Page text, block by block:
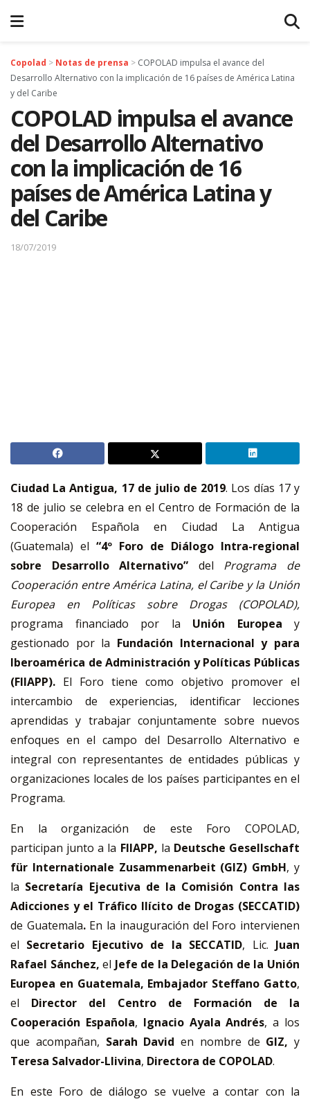
Copolad > Notas de prensa > COPOLAD impulsa el avance del
Desarrollo Alternativo con la implicación de 16 países de América Latina
y del Caribe
COPOLAD impulsa el avance
del Desarrollo Alternativo
con la implicación de 16
países de América Latina y
del Caribe
18/07/2019
Ciudad La Antigua, 17 de julio de 2019. Los días 17 y
18 de julio se celebra en el Centro de Formación de la
Cooperación Española en Ciudad La Antigua
(Guatemala) el “4º Foro de Diálogo Intra-regional
sobre Desarrollo Alternativo” del Programa de
Cooperación entre América Latina, el Caribe y la Unión
Europea en Políticas sobre Drogas (COPOLAD),
programa financiado por la Unión Europea y
gestionado por la Fundación Internacional y para
Iberoamérica de Administración y Políticas Públicas
(FIIAPP). El Foro tiene como objetivo promover el
intercambio de experiencias, identificar lecciones
aprendidas y trabajar conjuntamente sobre nuevos
enfoques en el campo del Desarrollo Alternativo e
integral con representantes de entidades públicas y
organizaciones locales de los países participantes en el
Programa.
En la organización de este Foro COPOLAD,
participan junto a la FIIAPP, la Deutsche Gesellschaft
für Internationale Zusammenarbeit (GIZ) GmbH, y
la Secretaría Ejecutiva de la Comisión Contra las
Adicciones y el Tráfico Ilícito de Drogas (SECCATID)
de Guatemala. En la inauguración del Foro intervienen
el Secretario Ejecutivo de la SECCATID, Lic. Juan
Rafael Sánchez,el Jefe de la Delegación de la Unión
Europea en Guatemala, Embajador Steffano Gatto,
el Director del Centro de Formación de la
Cooperación Española, Ignacio Ayala Andrés, a los
que acompañan, Sarah David en nombre de GIZ, y
Teresa Salvador-Llivina, Directora de COPOLAD.
En este Foro de diálogo se vuelve a contar con la